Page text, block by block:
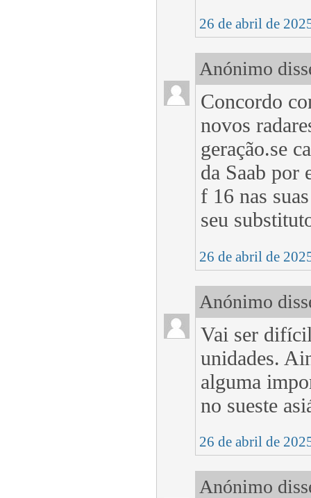
26 de abril de
Anónimo
Concordo
novos
geração.se
da Saab por
f 16 nas
seu
26 de abril de
Anónimo
Vai ser
unidades.
alguma
no sueste
26 de abril de
Anónimo